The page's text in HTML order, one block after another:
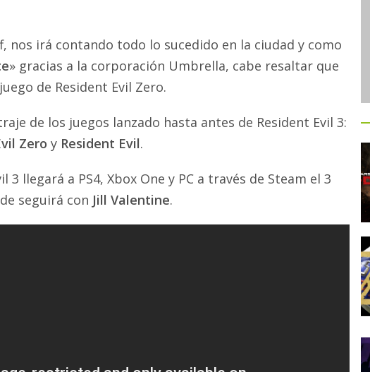
nos irá contando todo lo sucedido en la ciudad y como
» gracias a la corporación Umbrella, cabe resaltar que
de Resident Evil Zero.
de los juegos lanzado hasta antes de Resident Evil 3:
Zero y Resident Evil.
3 llegará a PS4, Xbox One y PC a través de Steam el 3
seguirá con Jill Valentine.